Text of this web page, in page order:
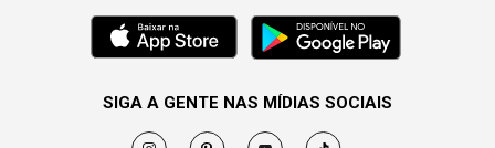
SIGA A GENTE NAS MÍDIAS SOCIAIS